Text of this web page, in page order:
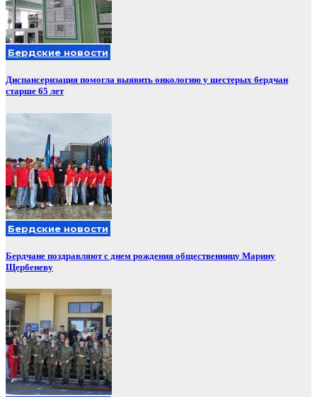
Бердские новости
Диспансеризация помогла выявить онкологию у шестерых бердчан
старше 65 лет
Бердские новости
Бердчане поздравляют с днем рождения общественницу Марину
Щербеневу